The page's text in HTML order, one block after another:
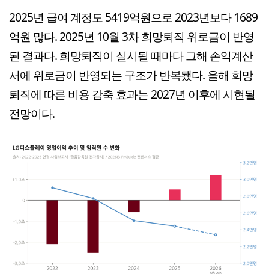
2025년 급여 계정도 5419억원으로 2023년보다 1689
억원 많다. 2025년 10월 3차 희망퇴직 위로금이 반영
된 결과다. 희망퇴직이 실시될 때마다 그해 손익계산
서에 위로금이 반영되는 구조가 반복됐다. 올해 희망
퇴직에 따른 비용 감축 효과는 2027년 이후에 시현될
전망이다.